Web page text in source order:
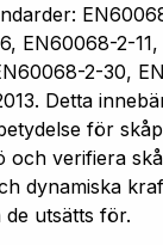
EN60068-2-
2-30,
Detta
för
och verifiera
dynamiska
de utsätts för.